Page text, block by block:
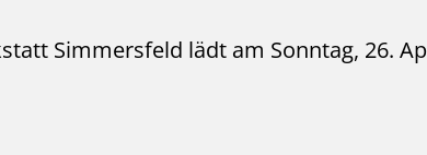
Simmersfeld lädt am Sonntag, 26.